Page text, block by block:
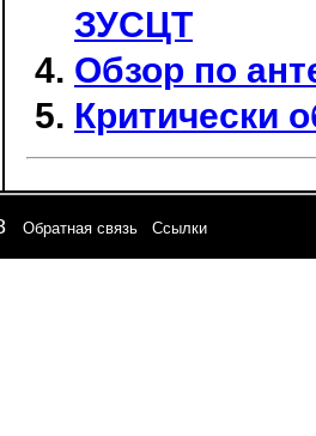
ЗУСЦТ
Обзор по
Критически
Обратная связь Ссылки